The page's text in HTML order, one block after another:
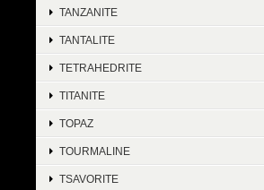
TANZANITE
TANTALITE
TETRAHEDRITE
TITANITE
TOPAZ
TOURMALINE
TSAVORITE